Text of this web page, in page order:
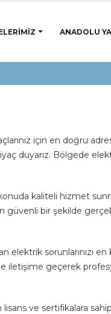
ANADOLU
için en doğru
duyarız. Bölgede
kaliteli hizmet
güvenli bir şekilde
sorunlarınızı en
geçerek
ve sertifikalara